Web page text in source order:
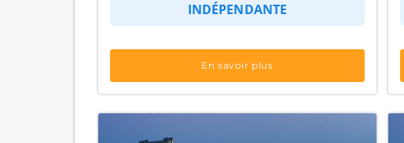
INDÉPENDANTE
En savoir plus